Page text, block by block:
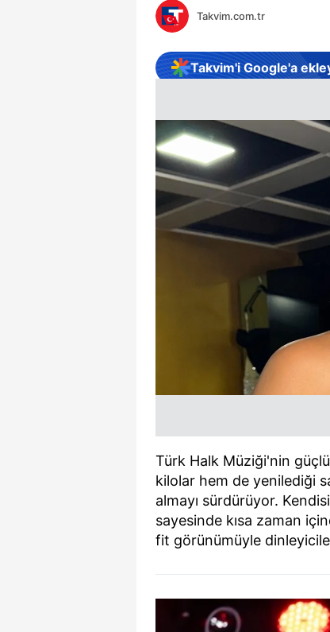
Takvim.com.tr
Takvim'i Google'a
Türk Halk Müziği'nin
kilolar hem de yenilediği
almayı sürdürüyor.
sayesinde kısa zaman
fit görünümüyle